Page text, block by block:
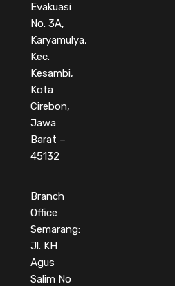
Evakuasi
No. 3A,
Karyamulya,
Kec.
Kesambi,
Kota
Cirebon,
Jawa
Barat –
45132
Branch
Office
Semarang:
Jl. KH
Agus
Salim No